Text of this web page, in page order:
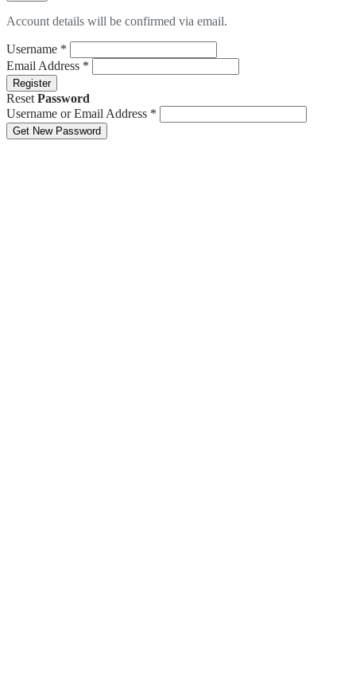
Account details will be confirmed via email.
Username *
Email Address *
Register
Reset Password
Username or Email Address *
Get New Password